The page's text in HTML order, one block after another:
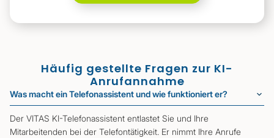
Häufig gestellte Fragen zur KI-
Anrufannahme
Was macht ein Telefonassistent und wie funktioniert er?
Der VITAS KI-Telefonassistent entlastet Sie und Ihre
Mitarbeitenden bei der Telefontätigkeit. Er nimmt Ihre Anrufe